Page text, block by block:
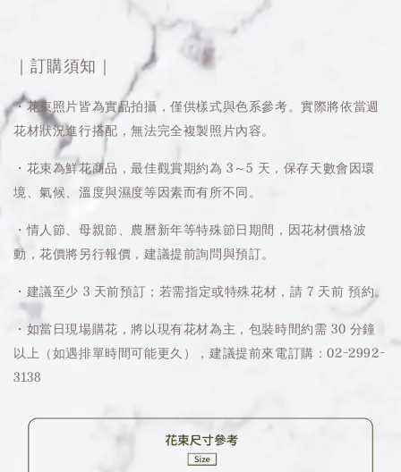
｜訂購須知｜
・花束照片皆為實品拍攝，僅供樣式與色系參考。實際將依當週
花材狀況進行搭配，無法完全複製照片內容。
・花束為鮮花商品，最佳觀賞期約為 3～5 天，保存天數會因環
境、氣候、溫度與濕度等因素而有所不同。
・情人節、母親節、農曆新年等特殊節日期間，因花材價格波
動，花價將另行報價，建議提前詢問與預訂。
・建議至少 3 天前預訂；若需指定或特殊花材，請 7 天前 預約。
・如當日現場購花，將以現有花材為主，包裝時間約需 30 分鐘
以上（如遇排單時間可能更久），建議提前來電訂購：02-2992-
3138